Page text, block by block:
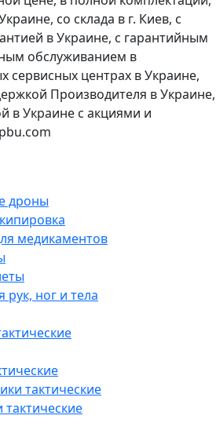
со склада в г. Киев, с
в Украине, с гарантийным
обслуживанием в
сервисных центрах в Украине,
Производителя в Украине,
в Украине с акциями и
дроны
медикаментов
рук, ног и тела
тактические